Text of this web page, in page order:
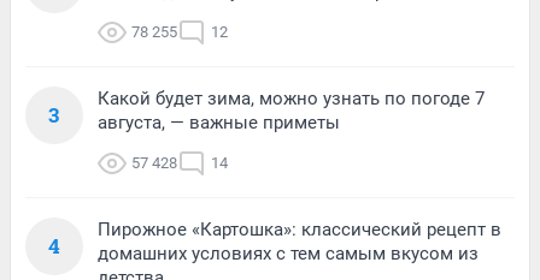
78 255 12
3
Какой будет зима, можно узнать по погоде 7
августа, — важные приметы
57 428 14
4
Пирожное «Картошка»: классический рецепт в
домашних условиях с тем самым вкусом из